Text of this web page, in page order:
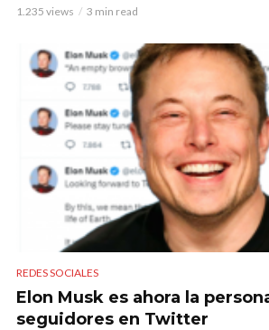
1.235 views 3 min read
REDES SOCIALES
Elon Musk es ahora la
seguidores en Twitter